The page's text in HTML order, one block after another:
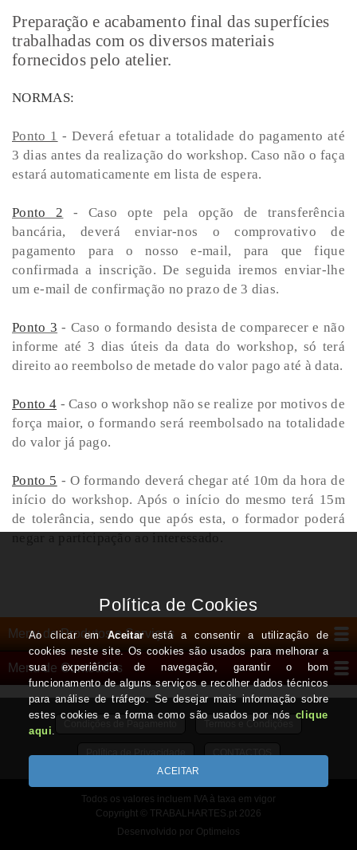
Preparação e acabamento final das superfícies
trabalhadas com os diversos materiais
fornecidos pelo atelier.
NORMAS:
Ponto 1 - Deverá efetuar a totalidade do pagamento até
3 dias antes da realização do workshop. Caso não o faça
estará automaticamente em lista de espera.
Ponto 2 - Caso opte pela opção de transferência
bancária, deverá enviar-nos o comprovativo de
pagamento para o nosso e-mail, para que fique
confirmada a inscrição. De seguida iremos enviar-lhe
um e-mail de confirmação no prazo de 3 dias.
Ponto 3 - Caso o formando desista de comparecer e não
informe até 3 dias úteis da data do workshop, só terá
direito ao reembolso de metade do valor pago até à data.
Ponto 4 - Caso o workshop não se realize por motivos de
força maior, o formando será reembolsado na totalidade
do valor já pago.
Ponto 5 - O formando deverá chegar até 10m da hora de
início do workshop. Após o início do mesmo terá 15m
de tolerância, sendo que após esta, o formador poderá
Menu de Produtos e Serviços
Menu de Conteúdos
Termos e Condições
Política de Privacidade CONTACTOS
Todos os valores incluem IVA à taxa em vigor
Copyright © TRABALHARTES.pt 2026
Desenvolvido por Optimeios